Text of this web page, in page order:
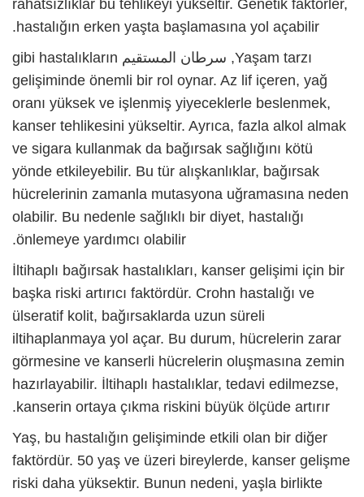
rahatsızlıklar bu tehlikeyi yükseltir. Genetik faktörler,
hastalığın erken yaşta başlamasına yol açabilir.
Yaşam tarzı, سرطان المستقيم gibi hastalıkların
gelişiminde önemli bir rol oynar. Az lif içeren, yağ
oranı yüksek ve işlenmiş yiyeceklerle beslenmek,
kanser tehlikesini yükseltir. Ayrıca, fazla alkol almak
ve sigara kullanmak da bağırsak sağlığını kötü
yönde etkileyebilir. Bu tür alışkanlıklar, bağırsak
hücrelerinin zamanla mutasyona uğramasına neden
olabilir. Bu nedenle sağlıklı bir diyet, hastalığı
önlemeye yardımcı olabilir.
İltihaplı bağırsak hastalıkları, kanser gelişimi için bir
başka riski artırıcı faktördür. Crohn hastalığı ve
ülseratif kolit, bağırsaklarda uzun süreli
iltihaplanmaya yol açar. Bu durum, hücrelerin zarar
görmesine ve kanserli hücrelerin oluşmasına zemin
hazırlayabilir. İltihaplı hastalıklar, tedavi edilmezse,
kanserin ortaya çıkma riskini büyük ölçüde artırır.
Yaş, bu hastalığın gelişiminde etkili olan bir diğer
faktördür. 50 yaş ve üzeri bireylerde, kanser gelişme
riski daha yüksektir. Bunun nedeni, yaşla birlikte